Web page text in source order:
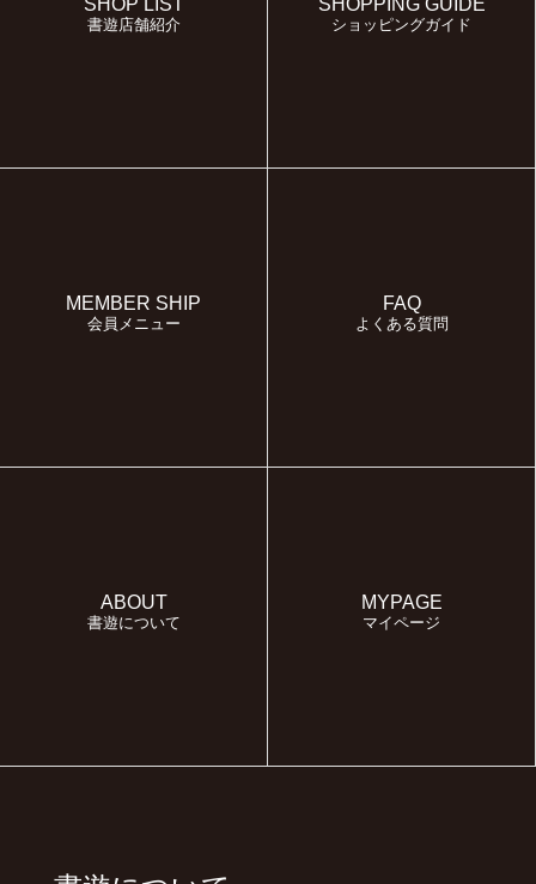
SHOP LIST
書遊店舗紹介
SHOPPING GUIDE
ショッピングガイド
MEMBER SHIP
会員メニュー
FAQ
よくある質問
ABOUT
書遊について
MYPAGE
マイページ